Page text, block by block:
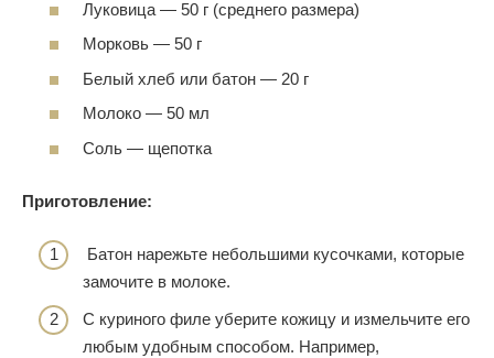
Луковица — 50 г (среднего размера)
Морковь — 50 г
Белый хлеб или батон — 20 г
Молоко — 50 мл
Соль — щепотка
Приготовление:
Батон нарежьте небольшими кусочками, которые
замочите в молоке.
С куриного филе уберите кожицу и измельчите его
любым удобным способом. Например,